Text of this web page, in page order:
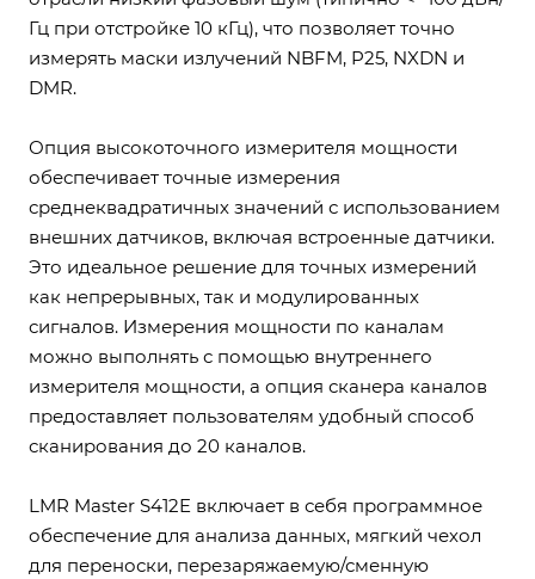
Гц при отстройке 10 кГц), что позволяет точно
измерять маски излучений NBFM, P25, NXDN и
DMR.
Опция высокоточного измерителя мощности
обеспечивает точные измерения
среднеквадратичных значений с использованием
внешних датчиков, включая встроенные датчики.
Это идеальное решение для точных измерений
как непрерывных, так и модулированных
сигналов. Измерения мощности по каналам
можно выполнять с помощью внутреннего
измерителя мощности, а опция сканера каналов
предоставляет пользователям удобный способ
сканирования до 20 каналов.
LMR Master S412E включает в себя программное
обеспечение для анализа данных, мягкий чехол
для переноски, перезаряжаемую/сменную